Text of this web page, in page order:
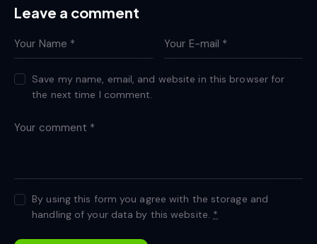
Leave a comment
Save my name, email, and website in this browser for
the next time I comment.
By using this form you agree with the storage and
handling of your data by this website. *